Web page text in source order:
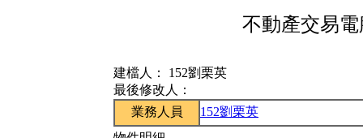
不動產交易
建檔人： 152劉栗英
最後修改人：
業務人員
152劉栗英